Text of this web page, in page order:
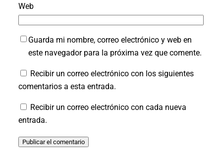
Web
Guarda mi nombre, correo electrónico y web en
este navegador para la próxima vez que comente.
Recibir un correo electrónico con los siguientes
comentarios a esta entrada.
Recibir un correo electrónico con cada nueva
entrada.